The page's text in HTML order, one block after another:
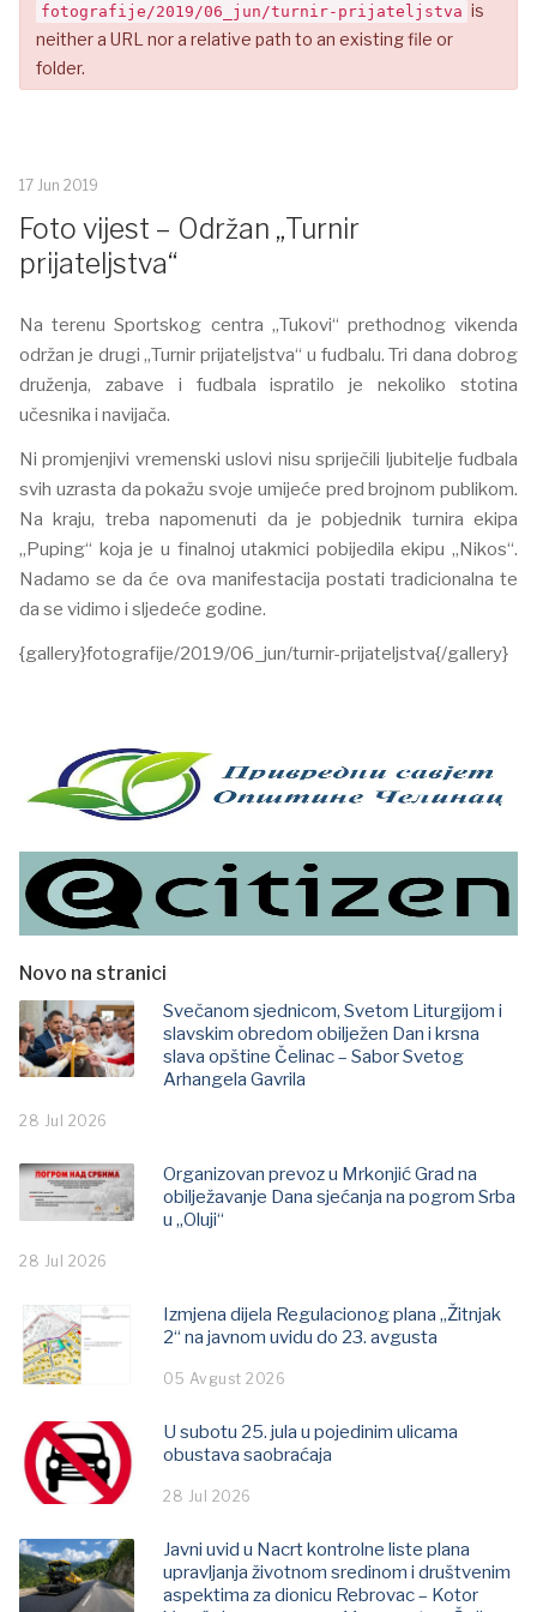
fotografije/2019/06_jun/turnir-prijateljstva is
neither a URL nor a relative path to an existing file or
folder.
17 Jun 2019
Foto vijest – Održan „Turnir
prijateljstva“
Na terenu Sportskog centra „Tukovi“ prethodnog vikenda
održan je drugi „Turnir prijateljstva“ u fudbalu. Tri dana dobrog
druženja, zabave i fudbala ispratilo je nekoliko stotina
učesnika i navijača.
Ni promjenjivi vremenski uslovi nisu spriječili ljubitelje fudbala
svih uzrasta da pokažu svoje umijeće pred brojnom publikom.
Na kraju, treba napomenuti da je pobjednik turnira ekipa
„Puping“ koja je u finalnoj utakmici pobijedila ekipu „Nikos“.
Nadamo se da će ova manifestacija postati tradicionalna te
da se vidimo i sljedeće godine.
{gallery}fotografije/2019/06_jun/turnir-prijateljstva{/gallery}
Novo na stranici
Svečanom sjednicom, Svetom Liturgijom i
slavskim obredom obilježen Dan i krsna
slava opštine Čelinac – Sabor Svetog
Arhangela Gavrila
28 Jul 2026
Organizovan prevoz u Mrkonjić Grad na
obilježavanje Dana sjećanja na pogrom Srba
u „Oluji“
28 Jul 2026
Izmjena dijela Regulacionog plana „Žitnjak
2“ na javnom uvidu do 23. avgusta
05 Avgust 2026
U subotu 25. jula u pojedinim ulicama
obustava saobraćaja
28 Jul 2026
Javni uvid u Nacrt kontrolne liste plana
upravljanja životnom sredinom i društvenim
aspektima za dionicu Rebrovac – Kotor